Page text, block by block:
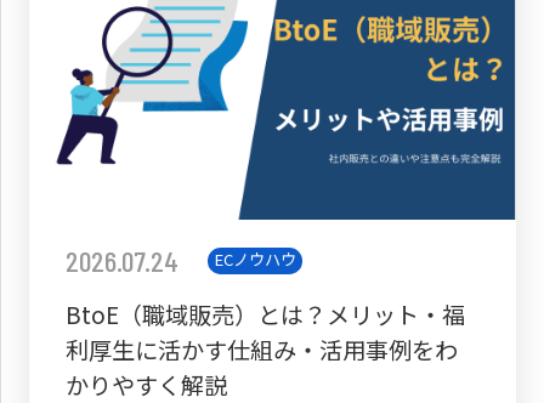
2026.07.24 ECノウハウ
BtoE（職域販売）とは？メリット・福
利厚生に活かす仕組み・活用事例をわ
かりやすく解説